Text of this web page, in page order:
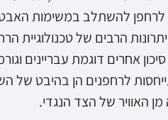
לרחפן להשתלב במשימות
הרבים של טכנולוגיית
אחרים דוגמת עבריינים
לרחפנים הן בהיבט של
האוויר של הצד הנגדי.